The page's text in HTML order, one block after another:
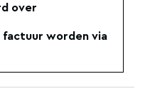
over
factuur worden via